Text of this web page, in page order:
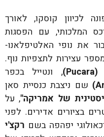
לכיוון קוסקו, לאורך
המלכותי, עם הפסגות
את נופי האלטיפלאנו-
עצירות לתצפיות נוף.
(
Pucara
), ונטייל בכפר
) שם ניצבת כנסיית סאן
של אמריקה", על
בציורים אדירים. לפני
יפהפה בשם רקצ'י